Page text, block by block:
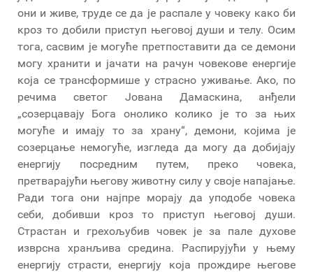
они и живе, труде се да је распале у човеку како би
кроз то добили приступ његовој души и телу. Осим
тога, сасвим је могуће претпоставити да се демони
могу хранити и јачати на рачун човекове енергије
која се трансформише у страсно уживање. Ако, по
речима светог Јована Дамаскина, анђели
„созерцавају Бога онолико колико је то за њих
могуће и имају то за храну“, демони, којима је
созерцање немогуће, изгледа да могу да добијају
енергију посредним путем, преко човека,
претварајући његову животну силу у своје напајање.
Ради тога они најпре морају да уподобе човека
себи, добивши кроз то приступ његовој души.
Страстан и грехољубив човек је за пале духове
изврсна хранљива средина. Распирујући у њему
енергију страсти, енергију која прождире његове